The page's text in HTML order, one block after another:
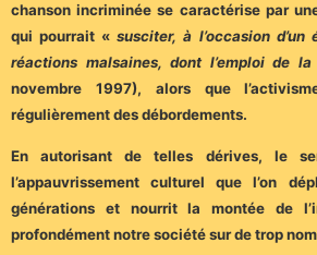
chanson incriminée se caractérise par
qui pourrait «susciter, à l’occasion
réactions malsaines, dont l’emploi de
novembre 1997), alors que
régulièrement des débordements.
En autorisant de telles dérives, le
l’appauvrissement culturel que l’on
générations et nourrit la montée de
profondément notre société sur de trop